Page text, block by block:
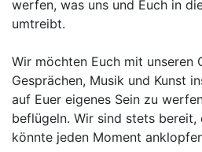
werfen, was uns und Euch in
umtreibt.
Wir möchten Euch mit unseren
Gesprächen, Musik und Kunst
auf Euer eigenes Sein zu
beflügeln. Wir sind stets bereit,
könnte jeden Moment